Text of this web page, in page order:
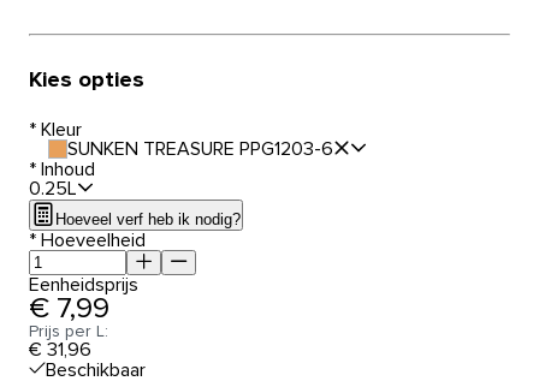
Kies opties
* Kleur
SUNKEN TREASURE PPG1203-6
* Inhoud
0.25L
Hoeveel verf heb ik nodig?
* Hoeveelheid
Eenheidsprijs
€ 7,99
Prijs per L:
€ 31,96
Beschikbaar